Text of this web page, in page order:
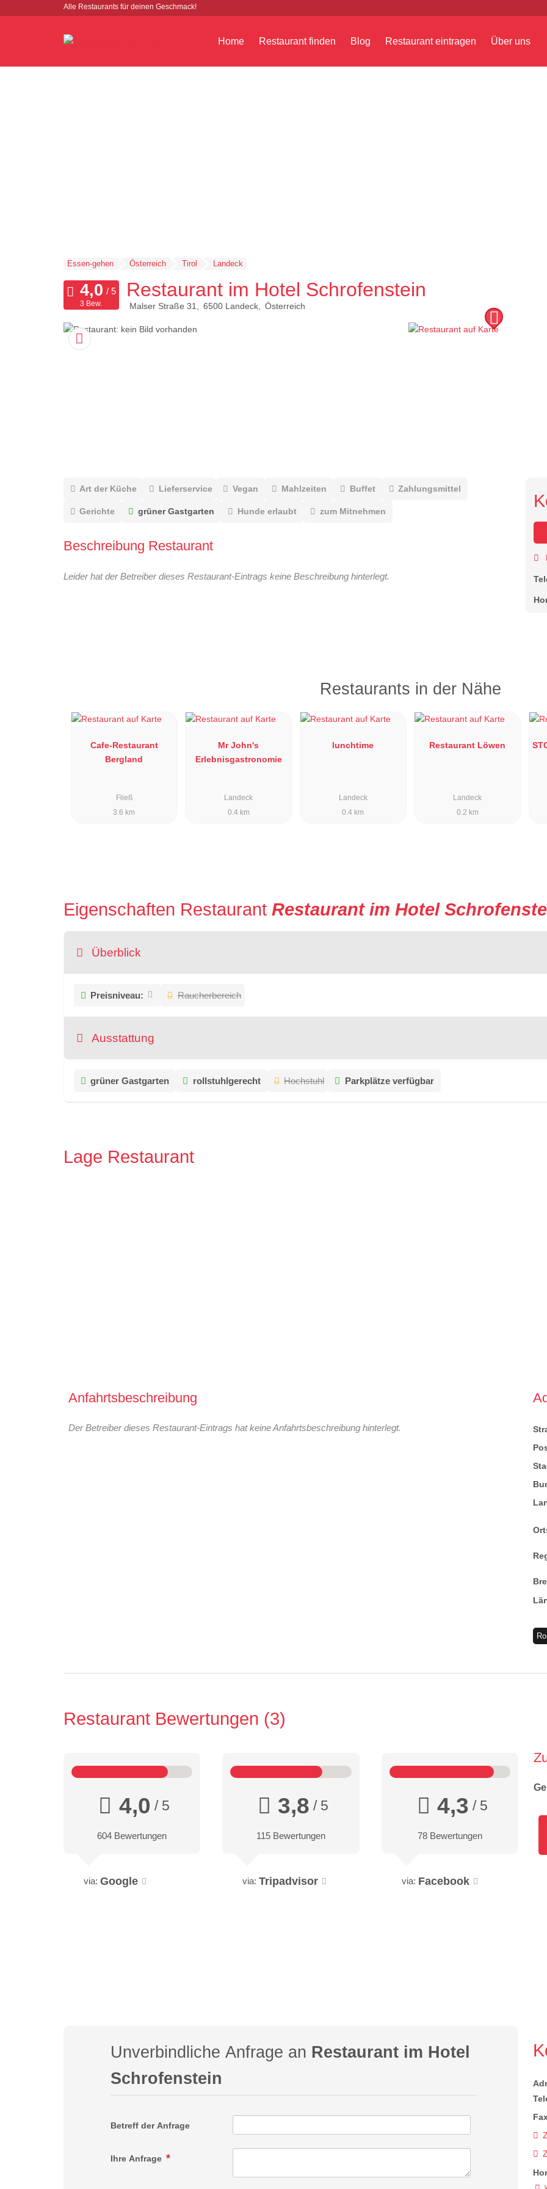
Alle Restaurants für deinen Geschmack!
Home Restaurant finden Blog Restaurant eintragen Über uns
Essen-gehen Österreich Tirol Landeck
Restaurant im Hotel Schrofenstein
Malser Straße 31 6500 Landeck Österreich
3 Bew.
Art der Küche Lieferservice Vegan Mahlzeiten Buffet Zahlungsmittel
Gerichte grüner Gastgarten Hunde erlaubt zum Mitnehmen
Beschreibung Restaurant
Leider hat der Betreiber dieses Restaurant-Eintrags keine Beschreibung hinterlegt.
Restaurants in der Nähe
Cafe-Restaurant
Bergland
Fließ
3.6 km
Mr John's
Erlebnisgastronomie
Landeck
0.4 km
lunchtime
Landeck
0.4 km
Restaurant Löwen
Landeck
0.2 km
Eigenschaften Restaurant Restaurant im Hotel
Überblick
Preisniveau: Raucherbereich
Ausstattung
grüner Gastgarten rollstuhlgerecht Hochstuhl Parkplätze verfügbar
Lage Restaurant
Anfahrtsbeschreibung
Der Betreiber dieses Restaurant-Eintrags hat keine Anfahrtsbeschreibung hinterlegt.
Restaurant Bewertungen 3
4,0 / 5
604 Bewertungen
via: Google
3,8 / 5
115 Bewertungen
via: Tripadvisor
4,3 / 5
78 Bewertungen
via: Facebook
Unverbindliche Anfrage an Restaurant im Hotel
Schrofenstein
Betreff der Anfrage
Ihre Anfrage